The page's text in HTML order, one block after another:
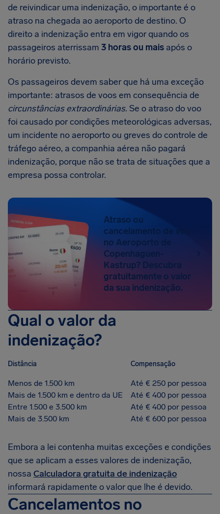
de reivindicar uma indenização, o importante é o
atraso na chegada ao aeroporto de destino. O
direito a indenização entra em vigor quando os
passageiros aterrissam 3 horas ou mais após o
horário previsto.
Os passageiros devem saber que há uma exceção
importante: atrasos de voos em consequência de
circunstâncias extraordinárias. Se o atraso do voo
foi causado por condições meteorológicas adversas,
um incidente no aeroporto ou greves do controle de
tráfego aéreo, a companhia aérea não pagará
indenização, porque não se trata de situações que a
empresa possa controlar.
Atraso ou
cancelamento de voo
no Aeroporto de
Copenhaguen-
Kastrup? Descubra
gratuitamente o valor
da sua indenização.
Qual o valor da
indenização?
Distância Compensação
Menos de 1.500 km
Até € 250 por pessoa
Mais de 1.500 km e dentro da UE
Até € 400 por pessoa
Entre 1.500 e 3.500 km
Até € 400 por pessoa
Mais de 3.500 km
Até € 600 por pessoa
Embora a lei contenha muitas exceções e condições
que se aplicam a esses valores de indenização,
nossa Calculadora gratuita de indenização
informará rapidamente o valor que lhe é devido.
Cancelamentos no